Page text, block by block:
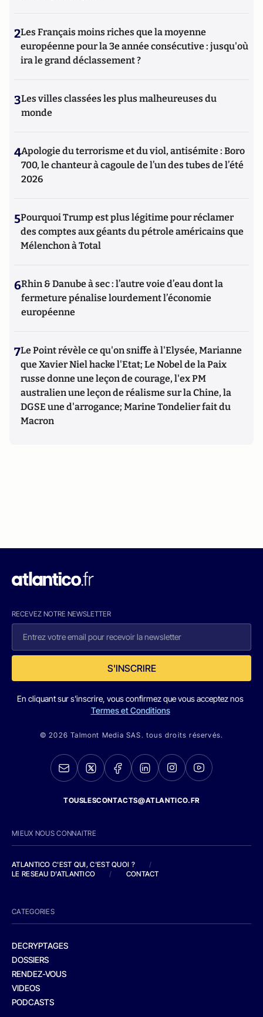
2Les Français moins riches que la moyenne
européenne pour la 3e année consécutive : jusqu'où
ira le grand déclassement ?
3Les villes classées les plus malheureuses du
monde
4Apologie du terrorisme et du viol, antisémite : Boro
700, le chanteur à cagoule de l’un des tubes de l’été
2026
5Pourquoi Trump est plus légitime pour réclamer
des comptes aux géants du pétrole américains que
Mélenchon à Total
6Rhin & Danube à sec : l’autre voie d’eau dont la
fermeture pénalise lourdement l’économie
européenne
7Le Point révèle ce qu'on sniffe à l'Elysée, Marianne
que Xavier Niel hacke l'Etat; Le Nobel de la Paix
russe donne une leçon de courage, l'ex PM
australien une leçon de réalisme sur la Chine, la
DGSE une d'arrogance; Marine Tondelier fait du
Macron
RECEVEZ NOTRE NEWSLETTER
S'INSCRIRE
En cliquant sur s'inscrire, vous confirmez que vous acceptez nos
Termes et Conditions
© 2026 Talmont Media SAS. tous droits réservés.
TOUSLESCONTACTS@ATLANTICO.FR
MIEUX NOUS CONNAITRE
ATLANTICO C'EST QUI, C'EST QUOI ?
/
LE RESEAU D'ATLANTICO
/ CONTACT
CATEGORIES
DECRYPTAGES
DOSSIERS
RENDEZ-VOUS
VIDEOS
PODCASTS